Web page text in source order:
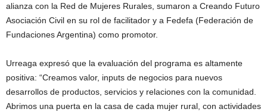
alianza con la Red de Mujeres Rurales, sumaron a Creando Futuro
Asociación Civil en su rol de facilitador y a Fedefa (Federación de
Fundaciones Argentina) como promotor.
Urreaga expresó que la evaluación del programa es altamente
positiva: “Creamos valor, inputs de negocios para nuevos
desarrollos de productos, servicios y relaciones con la comunidad.
Abrimos una puerta en la casa de cada mujer rural, con actividades